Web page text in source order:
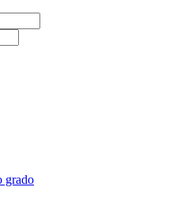
grado